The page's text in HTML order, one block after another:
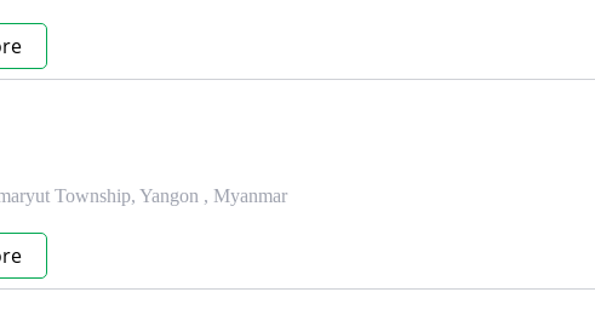
Township, Yangon , Myanmar